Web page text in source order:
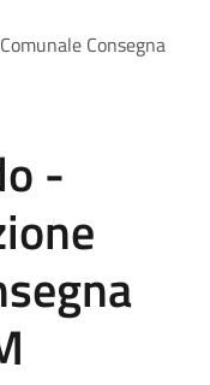
Consegna
-